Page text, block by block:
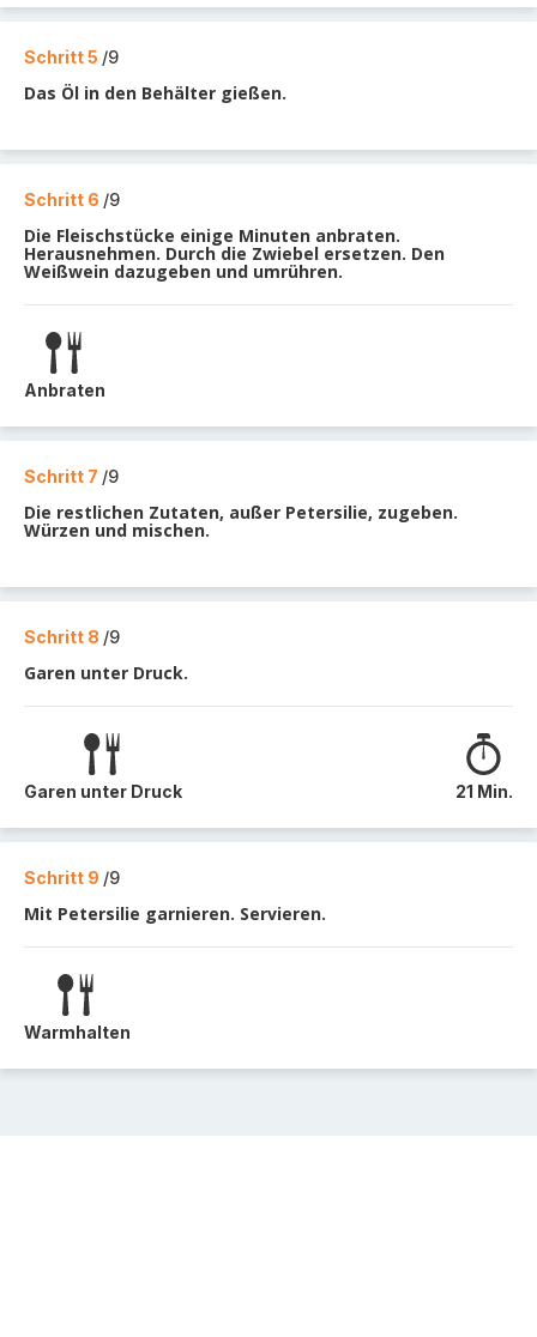
Schritt 5 /9
Das Öl in den Behälter gießen.
Schritt 6 /9
Die Fleischstücke einige Minuten anbraten.
Herausnehmen. Durch die Zwiebel ersetzen. Den
Weißwein dazugeben und umrühren.
Anbraten
Schritt 7 /9
Die restlichen Zutaten, außer Petersilie, zugeben.
Würzen und mischen.
Schritt 8 /9
Garen unter Druck.
Garen unter Druck 21 Min.
Schritt 9 /9
Mit Petersilie garnieren. Servieren.
Warmhalten